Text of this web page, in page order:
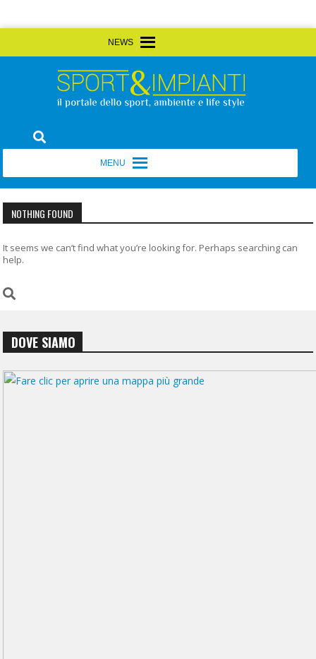
to
Sport&Impianti
NOTHING FOUND
It seems we can’t find what you’re looking for. Perhaps searching can
help.
DOVE SIAMO